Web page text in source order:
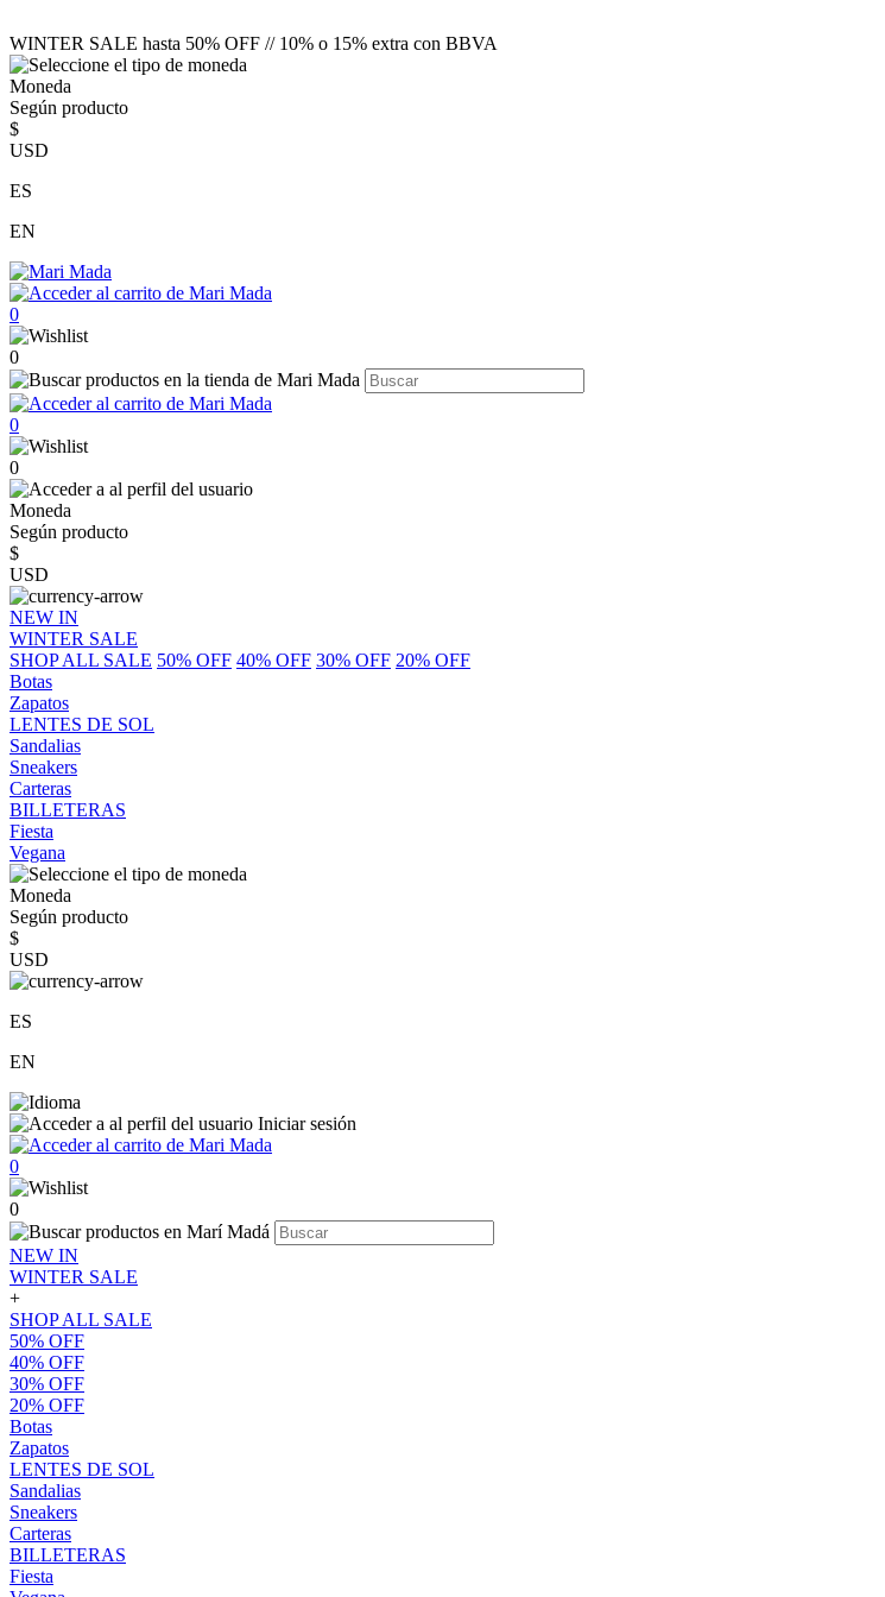
WINTER SALE hasta 50% OFF // 10% o 15% extra con BBVA
Moneda
Según producto
$
USD
ES
EN
0
0
0
0
Moneda
Según producto
$
USD
NEW IN
WINTER SALE
SHOP ALL SALE 50% OFF 40% OFF 30% OFF 20% OFF
Botas
Zapatos
LENTES DE SOL
Sandalias
Sneakers
Carteras
BILLETERAS
Fiesta
Vegana
Moneda
Según producto
$
USD
ES
EN
Iniciar sesión
0
0
NEW IN
WINTER SALE
+
SHOP ALL SALE
50% OFF
40% OFF
30% OFF
20% OFF
Botas
Zapatos
LENTES DE SOL
Sandalias
Sneakers
Carteras
BILLETERAS
Fiesta